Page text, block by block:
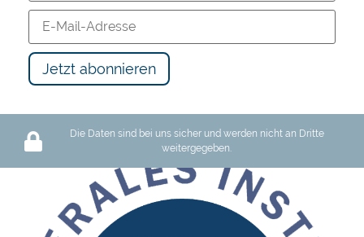
Wer ist der wahre Ausbeuter: Unternehmen oder der Staat?
Die Daten sind bei uns sicher und werden nicht an Dritte
weitergegeben.